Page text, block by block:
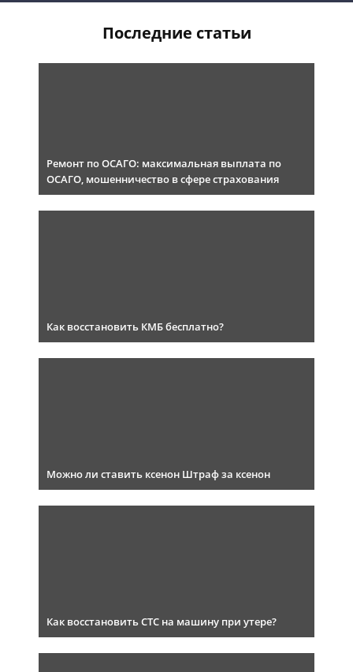
Последние статьи
Ремонт по ОСАГО: максимальная выплата по
ОСАГО, мошенничество в сфере страхования
Как восстановить КМБ бесплатно?
Можно ли ставить ксенон Штраф за ксенон
Как восстановить СТС на машину при утере?